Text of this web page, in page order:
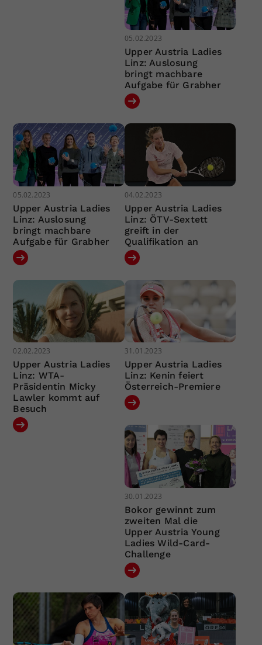
05.02.2023
Upper Austria Ladies
Linz: Auslosung
bringt machbare
Aufgabe für Grabher
05.02.2023
Upper Austria Ladies
Linz: Auslosung
bringt machbare
Aufgabe für Grabher
04.02.2023
Upper Austria Ladies
Linz: ÖTV-Sextett
greift in der
Qualifikation an
02.02.2023
Upper Austria Ladies
Linz: WTA-
Präsidentin Micky
Lawler kommt auf
Besuch
31.01.2023
Upper Austria Ladies
Linz: Kenin feiert
Österreich-Premiere
30.01.2023
Bokor gewinnt zum
zweiten Mal die
Upper Austria Young
Ladies Wild-Card-
Challenge